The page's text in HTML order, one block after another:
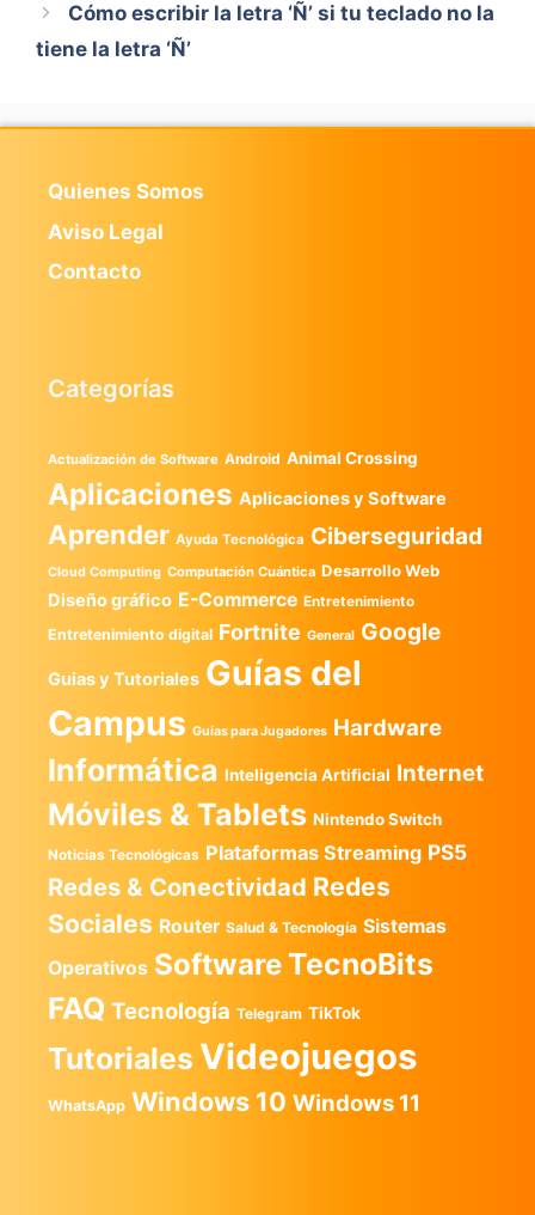
Cómo escribir la letra ‘Ñ’ si tu teclado no la
tiene la letra ‘Ñ’
Quienes Somos
Aviso Legal
Contacto
Categorías
Actualización de Software Android Animal Crossing
Aplicaciones Aplicaciones y Software
Aprender Ayuda Tecnológica Ciberseguridad
Cloud Computing Computación Cuántica Desarrollo Web
Diseño gráfico E-Commerce Entretenimiento
Entretenimiento digital Fortnite General Google
Guias y Tutoriales Guías del
Campus Guías para Jugadores Hardware
Informática Inteligencia Artificial Internet
Móviles & Tablets Nintendo Switch
Noticias Tecnológicas Plataformas Streaming PS5
Redes & Conectividad Redes
Sociales Router Salud & Tecnología Sistemas
Operativos SoftwareTecnoBits
FAQ Tecnología Telegram TikTok
Tutoriales Videojuegos
WhatsApp Windows 10 Windows 11